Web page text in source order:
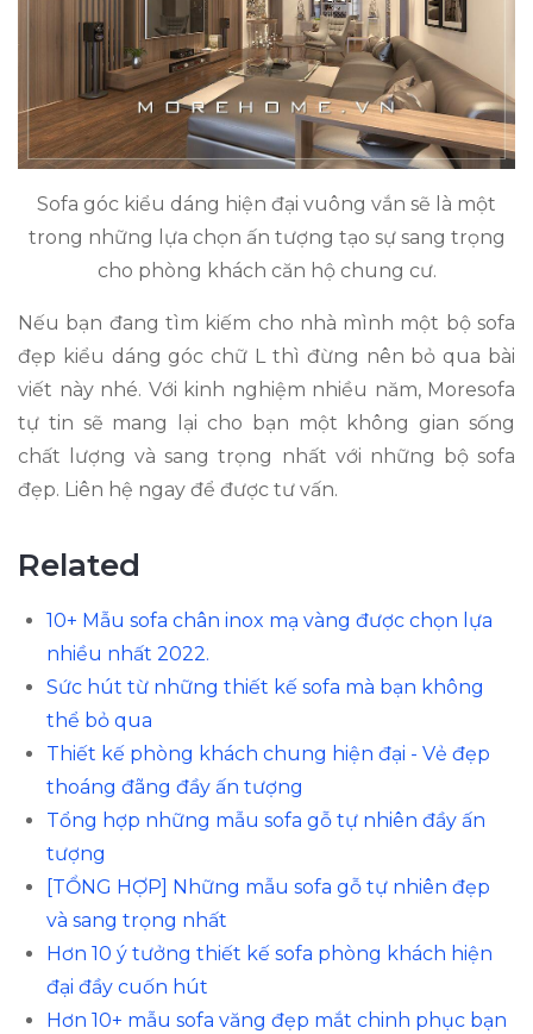
Sofa góc kiểu dáng hiện đại vuông vắn sẽ là một
trong những lựa chọn ấn tượng tạo sự sang trọng
cho phòng khách căn hộ chung cư.
Nếu bạn đang tìm kiếm cho nhà mình một bộ sofa
đẹp kiểu dáng góc chữ L thì đừng nên bỏ qua bài
viết này nhé. Với kinh nghiệm nhiều năm, Moresofa
tự tin sẽ mang lại cho bạn một không gian sống
chất lượng và sang trọng nhất với những bộ sofa
đẹp. Liên hệ ngay để được tư vấn.
Related
10+ Mẫu sofa chân inox mạ vàng được chọn lựa
nhiều nhất 2022.
Sức hút từ những thiết kế sofa mà bạn không
thể bỏ qua
Thiết kế phòng khách chung hiện đại - Vẻ đẹp
thoáng đãng đầy ấn tượng
Tổng hợp những mẫu sofa gỗ tự nhiên đầy ấn
tượng
[TỔNG HỢP] Những mẫu sofa gỗ tự nhiên đẹp
và sang trọng nhất
Hơn 10 ý tưởng thiết kế sofa phòng khách hiện
đại đầy cuốn hút
Hơn 10+ mẫu sofa văng đẹp mắt chinh phục bạn